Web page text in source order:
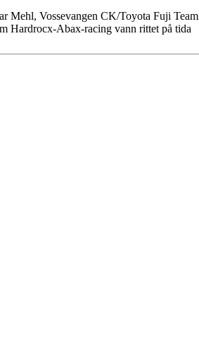
Mehl, Vossevangen CK/Toyota Fuji Team
Hardrocx-Abax-racing vann rittet på tida